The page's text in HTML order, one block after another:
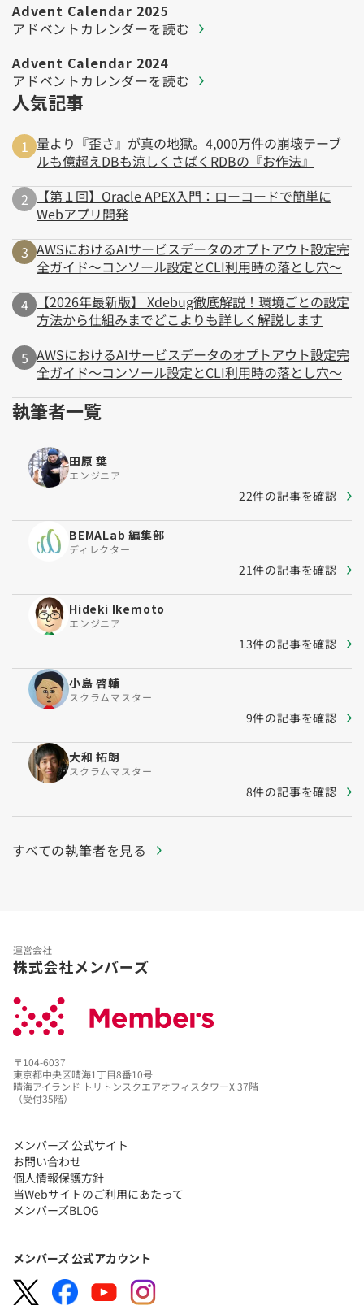
Advent Calendar 2025
アドベントカレンダーを読む
Advent Calendar 2024
アドベントカレンダーを読む
人気記事
量より『歪さ』が真の地獄。4,000万件の崩壊テーブ
ルも億超えDBも涼しくさばくRDBの『お作法』
【第１回】Oracle APEX入門：ローコードで簡単に
Webアプリ開発
AWSにおけるAIサービスデータのオプトアウト設定完
全ガイド～コンソール設定とCLI利用時の落とし穴～
【2026年最新版】 Xdebug徹底解説！環境ごとの設定
方法から仕組みまでどこよりも詳しく解説します
AWSにおけるAIサービスデータのオプトアウト設定完
全ガイド～コンソール設定とCLI利用時の落とし穴～
執筆者一覧
田原 葉
エンジニア
22件の記事を確認
BEMALab 編集部
ディレクター
21件の記事を確認
Hideki Ikemoto
エンジニア
13件の記事を確認
小島 啓輔
スクラムマスター
9件の記事を確認
大和 拓朗
スクラムマスター
8件の記事を確認
すべての執筆者を見る
運営会社
株式会社メンバーズ
〒104-6037
東京都中央区晴海1丁目8番10号
晴海アイランド トリトンスクエアオフィスタワーX 37階
（受付35階）
メンバーズ 公式サイト
お問い合わせ
個人情報保護方針
当Webサイトのご利用にあたって
メンバーズBLOG
メンバーズ 公式アカウント